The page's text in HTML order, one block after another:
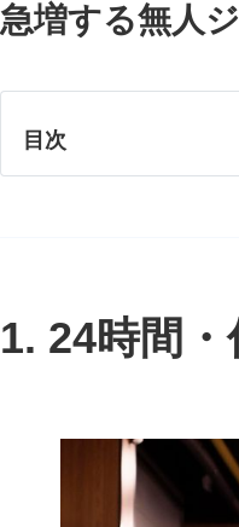
急増する無人
目次
24時間・低価格・
1. 24時間